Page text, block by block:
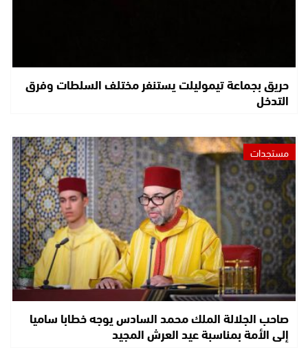
حريق بجماعة تيموليلت يستنفر مختلف السلطات وفرق
التدخل
مستجدات
صاحب الجلالة الملك محمد السادس يوجه خطابا ساميا
إلى الأمة بمناسبة عيد العرش المجيد